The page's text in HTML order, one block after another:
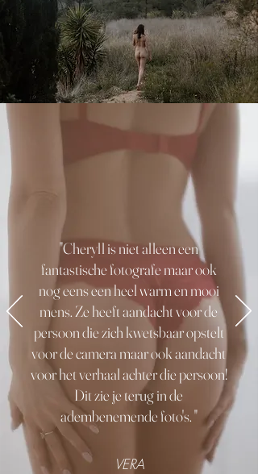
"Cheryll is niet alleen een
fantastische fotografe maar ook
nog eens een heel warm en mooi
mens. Ze heeft aandacht voor de
persoon die zich kwetsbaar opstelt
voor de camera maar ook aandacht
voor het verhaal achter die persoon!
Dit zie je terug in de
adembenemende foto's. "
VERA